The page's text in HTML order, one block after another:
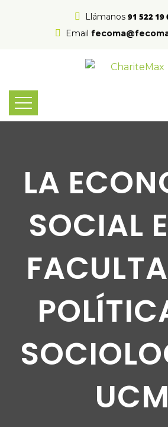
Llámanos 91 522 19
Email
LA
SOCIAL
UCM